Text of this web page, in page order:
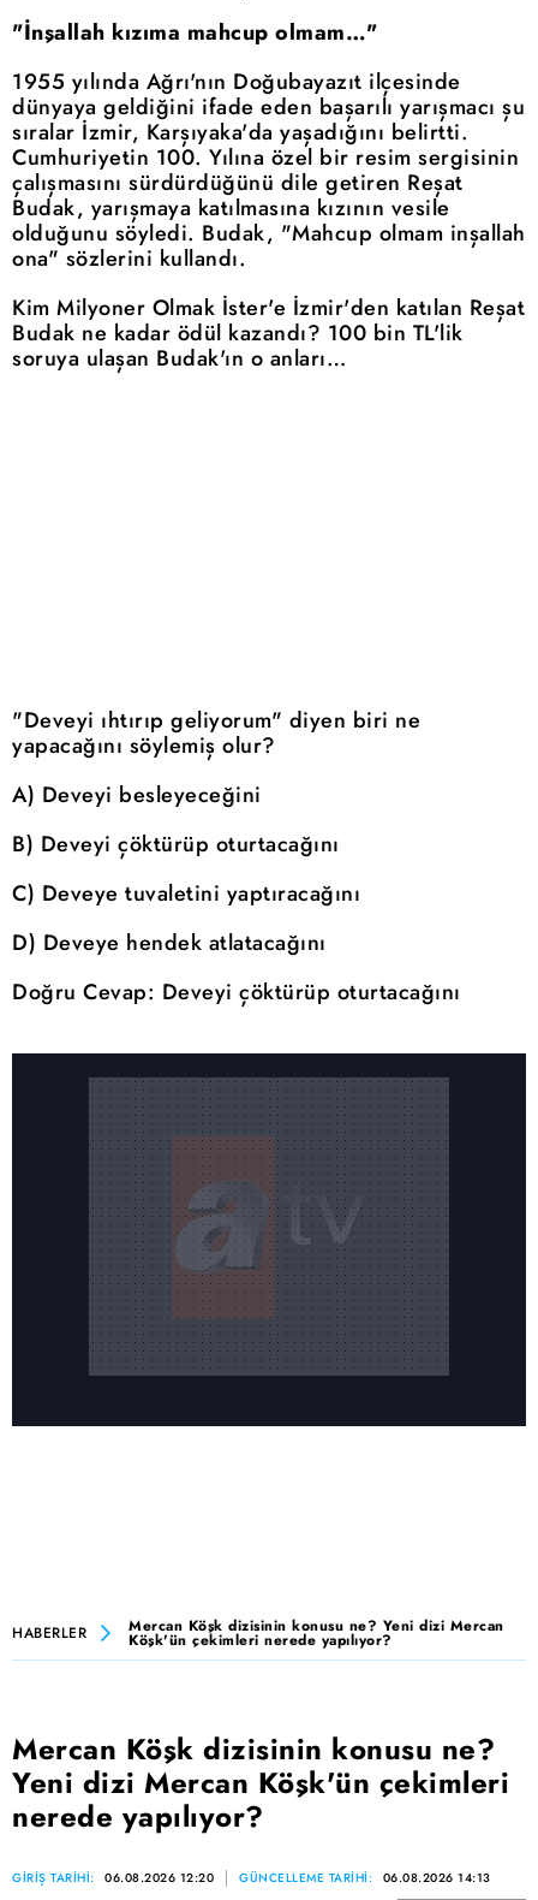
"İnşallah kızıma mahcup olmam…"
1955 yılında Ağrı'nın Doğubayazıt ilçesinde
dünyaya geldiğini ifade eden başarılı yarışmacı şu
sıralar İzmir, Karşıyaka'da yaşadığını belirtti.
Cumhuriyetin 100. Yılına özel bir resim sergisinin
çalışmasını sürdürdüğünü dile getiren Reşat
Budak, yarışmaya katılmasına kızının vesile
olduğunu söyledi. Budak, "Mahcup olmam inşallah
ona" sözlerini kullandı.
Kim Milyoner Olmak İster'e İzmir'den katılan Reşat
Budak ne kadar ödül kazandı? 100 bin TL'lik
soruya ulaşan Budak'ın o anları…
"Deveyi ıhtırıp geliyorum" diyen biri ne
yapacağını söylemiş olur?
A) Deveyi besleyeceğini
B) Deveyi çöktürüp oturtacağını
C) Deveye tuvaletini yaptıracağını
D) Deveye hendek atlatacağını
Doğru Cevap: Deveyi çöktürüp oturtacağını
HABERLER Mercan Köşk dizisinin konusu ne? Yeni dizi Mercan
Köşk'ün çekimleri nerede yapılıyor?
Mercan Köşk dizisinin konusu ne?
Yeni dizi Mercan Köşk'ün çekimleri
nerede yapılıyor?
GİRİŞ TARİHİ: 06.08.2026 12:20 GÜNCELLEME TARİHİ: 06.08.2026 14:13